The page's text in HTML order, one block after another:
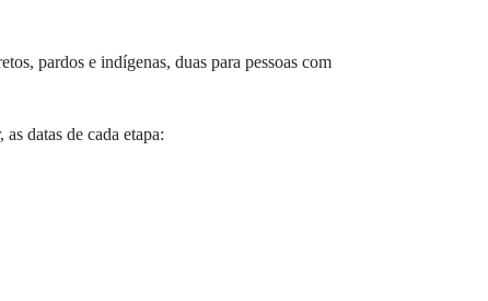
pardos e indígenas, duas para pessoas com
datas de cada etapa: